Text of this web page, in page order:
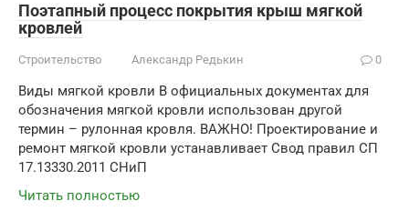
Поэтапный процесс покрытия крыш мягкой
кровлей
Строительство Александр Редькин 0
Виды мягкой кровли В официальных документах для
обозначения мягкой кровли использован другой
термин – рулонная кровля. ВАЖНО! Проектирование и
ремонт мягкой кровли устанавливает Свод правил СП
17.13330.2011 СНиП
Читать полностью